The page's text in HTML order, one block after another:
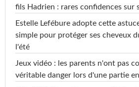
fils Hadrien : rares confidences sur
Estelle Lefébure adopte cette
simple pour protéger ses cheveux
l'été
Jeux vidéo : les parents n'ont pas
véritable danger lors d'une partie